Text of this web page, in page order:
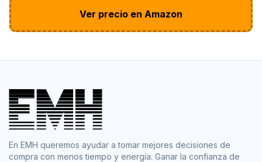
Ver precio en Amazon
En EMH queremos ayudar a tomar mejores decisiones de
compra con menos tiempo y energía. Ganar la confianza de